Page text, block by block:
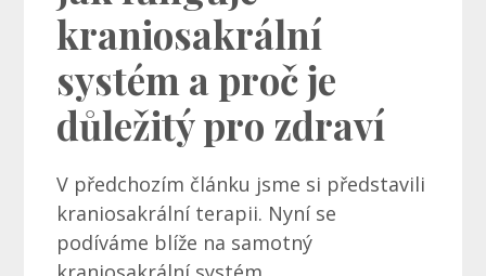
kraniosakrální
systém a proč je
důležitý pro zdraví
V předchozím článku jsme si představili
kraniosakrální terapii. Nyní se
podíváme blíže na samotný